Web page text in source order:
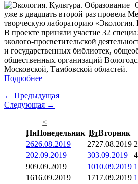
уже в двадцать второй раз провела
творческую лабораторию «Экология.
В проекте приняли участие 32
эколого-просветительской
и государственных библиотек,
общественных организаций
Московской, Тамбовской областей.
Подробнее
← Предыдущая
Следующая →
<
ПнПонедельник ВтВторник
2626.08.2019 2727.08.2019
202.09.2019 303.09.2019 4
909.09.2019 1010.09.2019
1616.09.2019 1717.09.2019